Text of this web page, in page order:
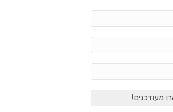
פרטי
משפחה
*